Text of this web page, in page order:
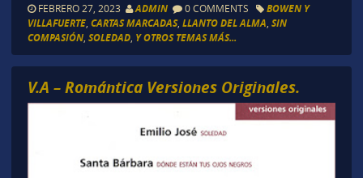
FEBRERO 27, 2023 ADMIN 0 COMMENTS
BOWEN Y
VILLAFUERTE, CARTAS MARCADAS, LLANTO DEL ALMA SIN
COMPASIÓN, SOLEDAD, Y OTROS TEMAS MÁS...
V.A – Romántica Versiones Originales.